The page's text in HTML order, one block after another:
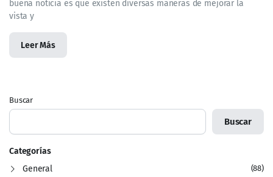
buena noticia es que existen diversas maneras de mejorar la
vista y
Leer Más
Buscar
Buscar
Categorías
General
(88)